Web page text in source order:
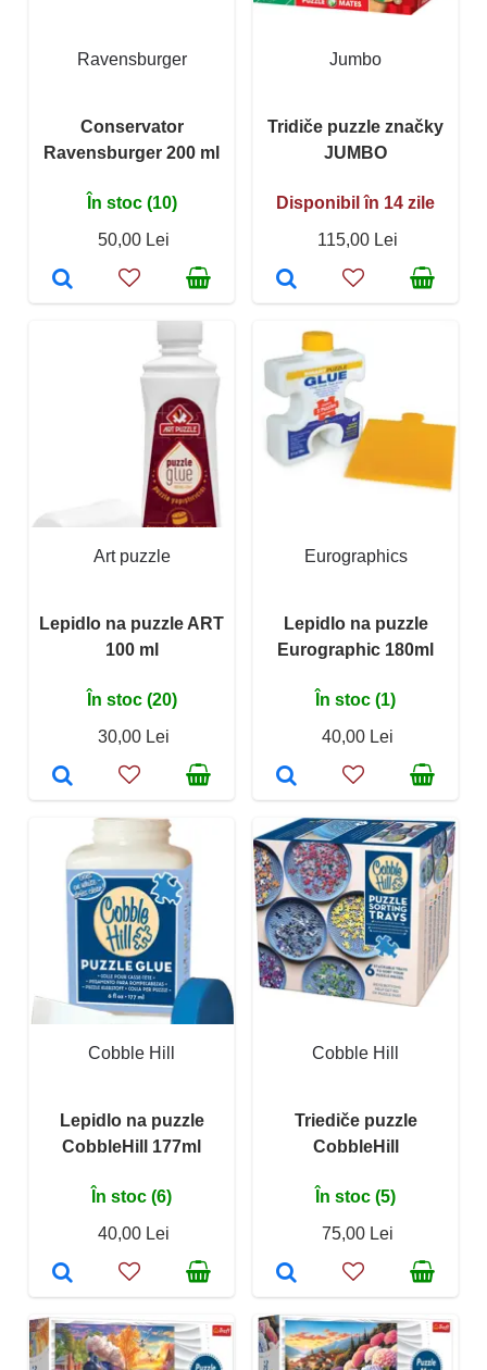
Ravensburger
Conservator
Ravensburger 200 ml
În stoc (10)
50,00 Lei
Jumbo
Tridiče puzzle značky
JUMBO
Disponibil în 14 zile
115,00 Lei
Art puzzle
Lepidlo na puzzle ART
100 ml
În stoc (20)
30,00 Lei
Eurographics
Lepidlo na puzzle
Eurographic 180ml
În stoc (1)
40,00 Lei
Cobble Hill
Lepidlo na puzzle
CobbleHill 177ml
În stoc (6)
40,00 Lei
Cobble Hill
Triediče puzzle
CobbleHill
În stoc (5)
75,00 Lei